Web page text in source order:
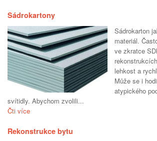
Sádrokartony
Sádrokarton
materiál.
ve zkratce
lehkost a
Může se i
atypického
svítidly. Abychom zvolili...
Čti více
Rekonstrukce bytu